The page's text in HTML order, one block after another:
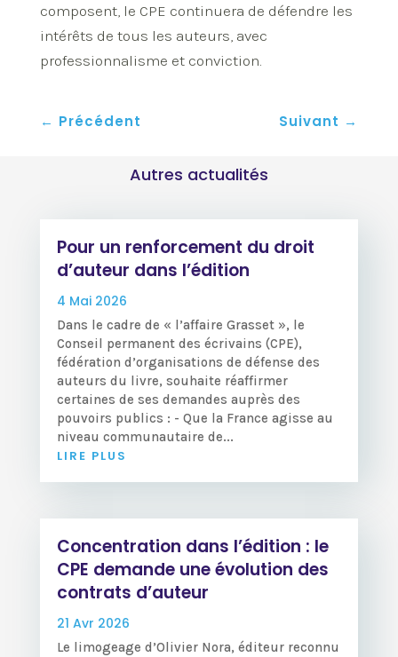
composent, le CPE continuera de défendre les
intérêts de tous les auteurs, avec
professionnalisme et conviction.
← Précédent Suivant →
Autres actualités
Pour un renforcement du droit
d’auteur dans l’édition
4 Mai 2026
Dans le cadre de « l’affaire Grasset », le
Conseil permanent des écrivains (CPE),
fédération d’organisations de défense des
auteurs du livre, souhaite réaffirmer
certaines de ses demandes auprès des
pouvoirs publics : - Que la France agisse au
niveau communautaire de...
LIRE PLUS
Concentration dans l’édition : le
CPE demande une évolution des
contrats d’auteur
21 Avr 2026
Le limogeage d’Olivier Nora, éditeur reconnu